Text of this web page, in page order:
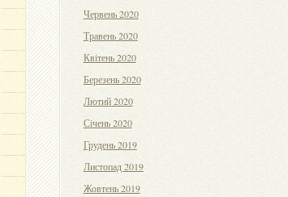
Червень 2020
Травень 2020
Квітень 2020
Березень 2020
Лютий 2020
Січень 2020
Грудень 2019
Листопад 2019
Жовтень 2019